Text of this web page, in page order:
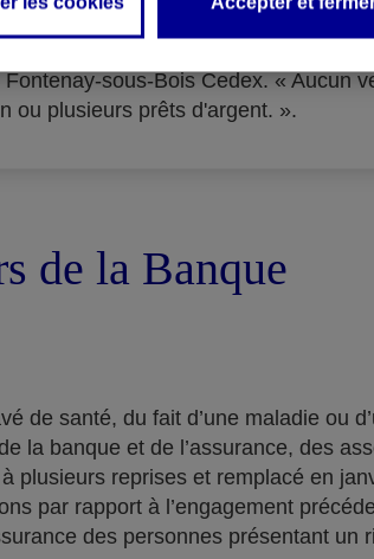
au capital de 33 855 000 € -
sous-Bois Cedex. « Aucun
ou plusieurs prêts d'argent. ».
de la Banque
de santé, du fait d’une maladie ou
la banque et de l’assurance, des
plusieurs reprises et remplacé en
par rapport à l’engagement
des personnes présentant un